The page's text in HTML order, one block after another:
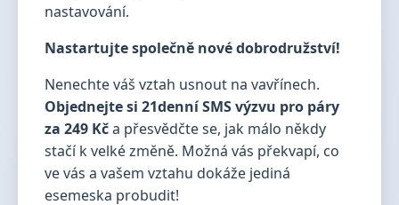
nastavování.
Nastartujte společně nové dobrodružství!
Nenechte váš vztah usnout na vavřínech.
Objednejte si 21denní SMS výzvu pro páry
za 249 Kča přesvědčte se, jak málo někdy
stačí k velké změně. Možná vás překvapí, co
ve vás a vašem vztahu dokáže jediná
esemeska probudit!